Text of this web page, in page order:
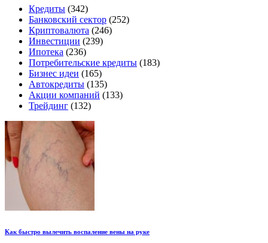
Кредиты (342)
Банковский сектор (252)
Криптовалюта (246)
Инвестиции (239)
Ипотека (236)
Потребительские кредиты (183)
Бизнес идеи (165)
Автокредиты (135)
Акции компаний (133)
Трейдинг (132)
Как быстро вылечить воспаление вены на руке